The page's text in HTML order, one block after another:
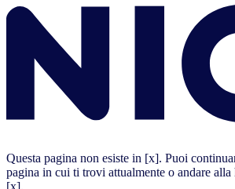
Questa pagina non esiste in [x]. Puoi
pagina in cui ti trovi attualmente o andare alla
[x].